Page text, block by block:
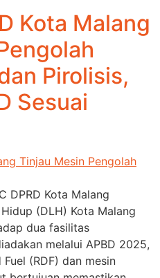
Kota Malang
Pirolisis,
Sesuai
DPRD Kota Malang
(DLH) Kota Malang
dua fasilitas
melalui APBD 2025,
(RDF) dan mesin